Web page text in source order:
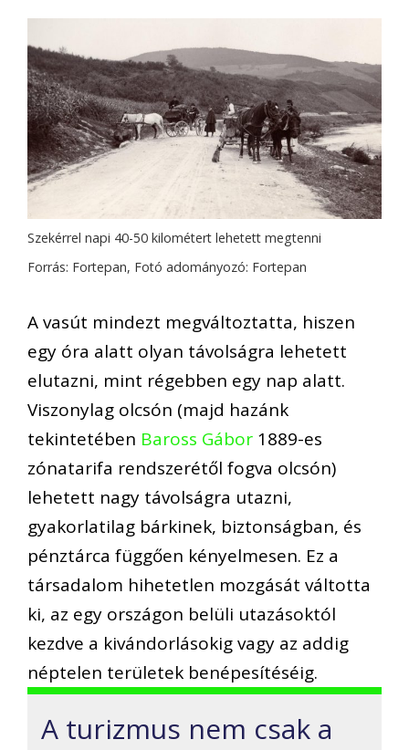
Szekérrel napi 40-50 kilométert lehetett megtenni
Forrás: Fortepan, Fotó adományozó: Fortepan
A vasút mindezt megváltoztatta, hiszen
egy óra alatt olyan távolságra lehetett
elutazni, mint régebben egy nap alatt.
Viszonylag olcsón (majd hazánk
tekintetében Baross Gábor 1889-es
zónatarifa rendszerétől fogva olcsón)
lehetett nagy távolságra utazni,
gyakorlatilag bárkinek, biztonságban, és
pénztárca függően kényelmesen. Ez a
társadalom hihetetlen mozgását váltotta
ki, az egy országon belüli utazásoktól
kezdve a kivándorlásokig vagy az addig
néptelen területek benépesítéséig.
A turizmus nem csak a